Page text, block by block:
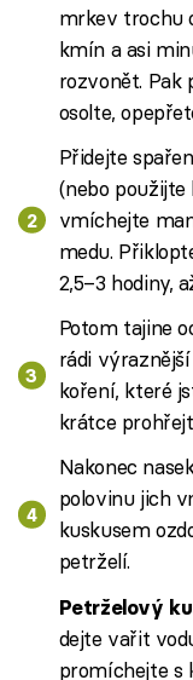
mrkev trochu
kmín a asi
rozvonět. Pak
osolte,
Přidejte
(nebo
vmíchejte
medu.
2,5–3 hodiny,
Potom tajine
rádi
koření, které
krátce
Nakonec
polovinu jich
kuskusem
petrželí.
Petrželový
dejte vařit
promíchejte s